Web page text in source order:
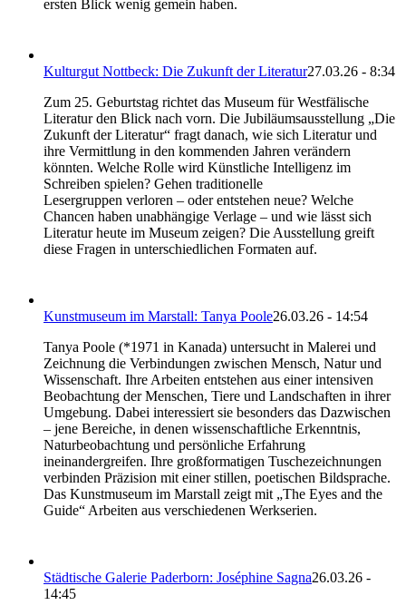
ersten Blick wenig gemein haben.
Kulturgut Nottbeck: Die Zukunft der Literatur27.03.26 - 8:34
Zum 25. Geburtstag richtet das Museum für Westfälische
Literatur den Blick nach vorn. Die Jubiläumsausstellung „Die
Zukunft der Literatur“ fragt danach, wie sich Literatur und
ihre Vermittlung in den kommenden Jahren verändern
könnten. Welche Rolle wird Künstliche Intelligenz im
Schreiben spielen? Gehen traditionelle
Lesergruppen verloren – oder entstehen neue? Welche
Chancen haben unabhängige Verlage – und wie lässt sich
Literatur heute im Museum zeigen? Die Ausstellung greift
diese Fragen in unterschiedlichen Formaten auf.
Kunstmuseum im Marstall: Tanya Poole26.03.26 - 14:54
Tanya Poole (*1971 in Kanada) untersucht in Malerei und
Zeichnung die Verbindungen zwischen Mensch, Natur und
Wissenschaft. Ihre Arbeiten entstehen aus einer intensiven
Beobachtung der Menschen, Tiere und Landschaften in ihrer
Umgebung. Dabei interessiert sie besonders das Dazwischen
– jene Bereiche, in denen wissenschaftliche Erkenntnis,
Naturbeobachtung und persönliche Erfahrung
ineinandergreifen. Ihre großformatigen Tuschezeichnungen
verbinden Präzision mit einer stillen, poetischen Bildsprache.
Das Kunstmuseum im Marstall zeigt mit „The Eyes and the
Guide“ Arbeiten aus verschiedenen Werkserien.
Städtische Galerie Paderborn: Joséphine Sagna26.03.26 -
14:45